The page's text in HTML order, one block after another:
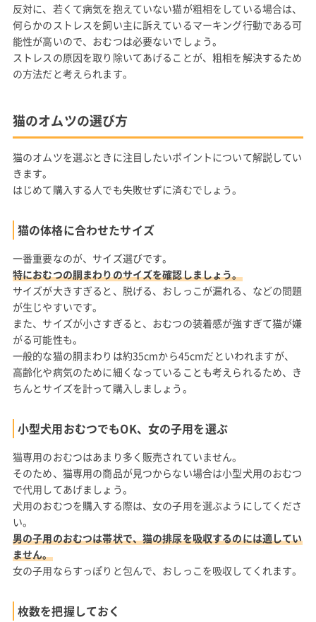
反対に、若くて病気を抱えていない猫が粗相をしている場合は、
何らかのストレスを飼い主に訴えているマーキング行動である可
能性が高いので、おむつは必要ないでしょう。
ストレスの原因を取り除いてあげることが、粗相を解決するため
の方法だと考えられます。
猫のオムツの選び方
猫のオムツを選ぶときに注目したいポイントについて解説してい
きます。
はじめて購入する人でも失敗せずに済むでしょう。
猫の体格に合わせたサイズ
一番重要なのが、サイズ選びです。
特におむつの胴まわりのサイズを確認しましょう。
サイズが大きすぎると、脱げる、おしっこが漏れる、などの問題
が生じやすいです。
また、サイズが小さすぎると、おむつの装着感が強すぎて猫が嫌
がる可能性も。
一般的な猫の胴まわりは約35cmから45cmだといわれますが、
高齢化や病気のために細くなっていることも考えられるため、き
ちんとサイズを計って購入しましょう。
小型犬用おむつでもOK、女の子用を選ぶ
猫専用のおむつはあまり多く販売されていません。
そのため、猫専用の商品が見つからない場合は小型犬用のおむつ
で代用してあげましょう。
犬用のおむつを購入する際は、女の子用を選ぶようにしてくださ
い。
男の子用のおむつは帯状で、猫の排尿を吸収するのには適してい
ません。
女の子用ならすっぽりと包んで、おしっこを吸収してくれます。
枚数を把握しておく